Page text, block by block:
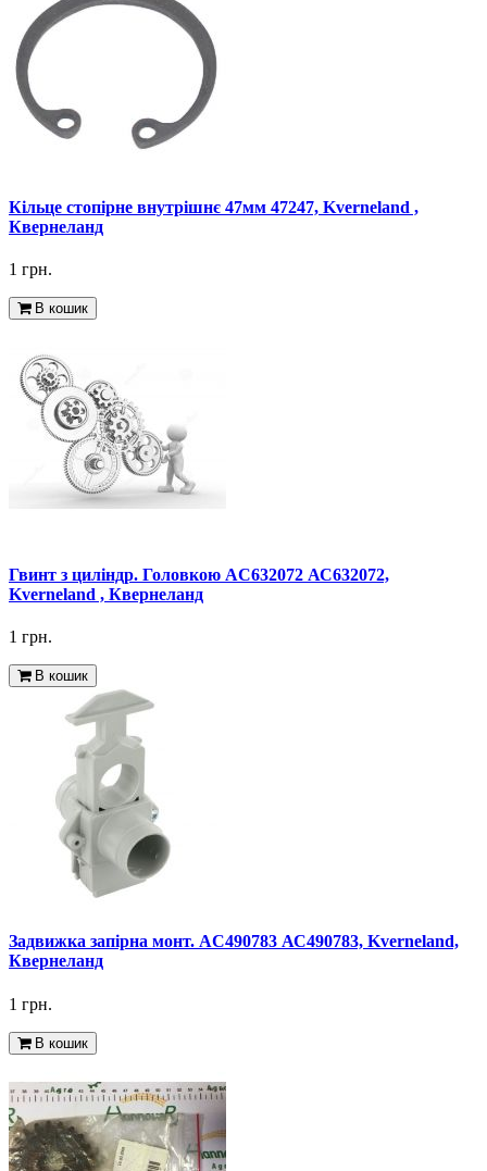
Кільце стопірне внутрішнє 47мм 47247, Kverneland ,
Квернеланд
1 грн.
В кошик
Гвинт з циліндр. Головкою AC632072 АС632072,
Kverneland , Квернеланд
1 грн.
В кошик
Задвижка запірна монт. AC490783 АС490783, Kverneland,
Квернеланд
1 грн.
В кошик